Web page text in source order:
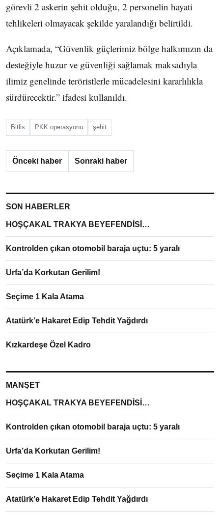
görevli 2 askerin şehit olduğu, 2 personelin hayati
tehlikeleri olmayacak şekilde yaralandığı belirtildi.
Açıklamada, “Güvenlik güçlerimiz bölge halkımızın da
desteğiyle huzur ve güvenliği sağlamak maksadıyla
ilimiz genelinde teröristlerle mücadelesini kararlılıkla
sürdürecektir.” ifadesi kullanıldı.
Bitlis PKK operasyonu şehit
Önceki haber Sonraki haber
SON HABERLER
HOŞÇAKAL TRAKYA BEYEFENDİSİ…
Kontrolden çıkan otomobil baraja uçtu: 5 yaralı
Urfa’da Korkutan Gerilim!
Seçime 1 Kala Atama
Atatürk’e Hakaret Edip Tehdit Yağdırdı
Kızkardeşe Özel Kadro
MANŞET
HOŞÇAKAL TRAKYA BEYEFENDİSİ…
Kontrolden çıkan otomobil baraja uçtu: 5 yaralı
Urfa’da Korkutan Gerilim!
Seçime 1 Kala Atama
Atatürk’e Hakaret Edip Tehdit Yağdırdı